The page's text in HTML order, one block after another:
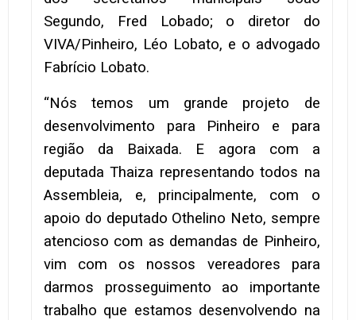
Segundo, Fred Lobado; o diretor do
VIVA/Pinheiro, Léo Lobato, e o advogado
Fabrício Lobato.
“Nós temos um grande projeto de
desenvolvimento para Pinheiro e para
região da Baixada. E agora com a
deputada Thaiza representando todos na
Assembleia, e, principalmente, com o
apoio do deputado Othelino Neto, sempre
atencioso com as demandas de Pinheiro,
vim com os nossos vereadores para
darmos prosseguimento ao importante
trabalho que estamos desenvolvendo na